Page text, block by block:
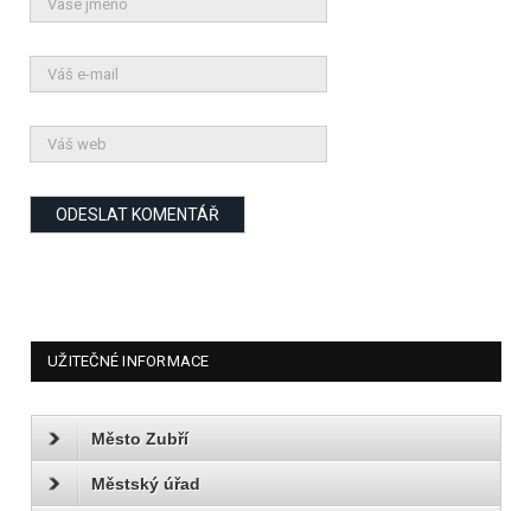
UŽITEČNÉ INFORMACE
Město Zubří
Městský úřad